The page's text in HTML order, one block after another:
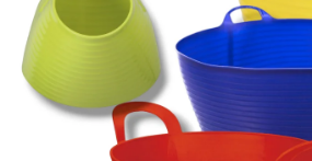
hvězdiček.